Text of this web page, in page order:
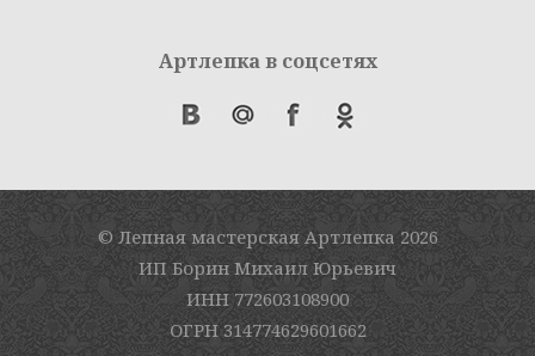
Артлепка в соцсетях
© Лепная мастерская Артлепка 2026
ИП Борин Михаил Юрьевич
ИНН 772603108900
ОГРН 314774629601662